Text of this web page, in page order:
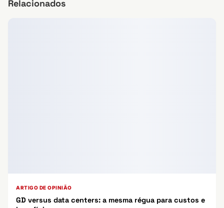
Relacionados
ARTIGO DE OPINIÃO
GD versus data centers: a mesma régua para custos e